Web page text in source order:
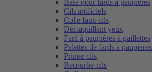
Base pour fards à paupières
Cils artificiels
Colle faux cils
Démaquillant yeux
Fard à paupières à paillettes
Palettes de fards à paupières
Primer cils
Recourbe-cils